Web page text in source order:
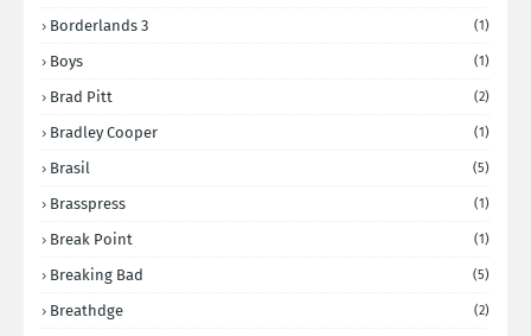
Borderlands 3 (1)
Boys (1)
Brad Pitt (2)
Bradley Cooper (1)
Brasil (5)
Brasspress (1)
Break Point (1)
Breaking Bad (5)
Breathdge (2)